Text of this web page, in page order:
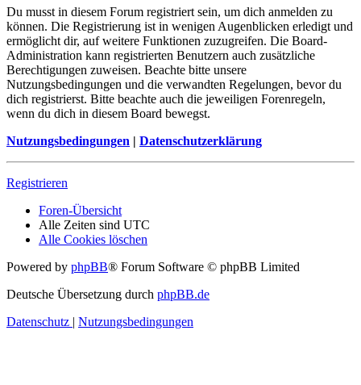
Du musst in diesem Forum registriert sein, um dich anmelden zu
können. Die Registrierung ist in wenigen Augenblicken erledigt und
ermöglicht dir, auf weitere Funktionen zuzugreifen. Die Board-
Administration kann registrierten Benutzern auch zusätzliche
Berechtigungen zuweisen. Beachte bitte unsere
Nutzungsbedingungen und die verwandten Regelungen, bevor du
dich registrierst. Bitte beachte auch die jeweiligen Forenregeln,
wenn du dich in diesem Board bewegst.
Nutzungsbedingungen | Datenschutzerklärung
Registrieren
Foren-Übersicht
Alle Zeiten sind UTC
Alle Cookies löschen
Powered by phpBB® Forum Software © phpBB Limited
Deutsche Übersetzung durch phpBB.de
Datenschutz | Nutzungsbedingungen